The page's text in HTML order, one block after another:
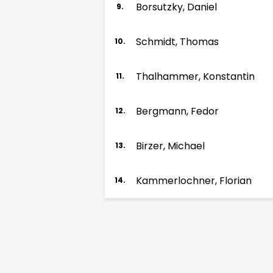
9. Borsutzky, Daniel
10. Schmidt, Thomas
11. Thalhammer, Konstantin
12. Bergmann, Fedor
13. Birzer, Michael
14. Kammerlochner, Florian